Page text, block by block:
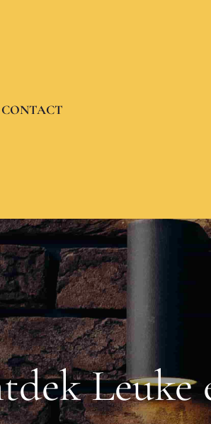
CONTACT
Leuke